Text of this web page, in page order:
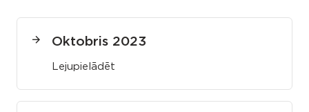
Oktobris 2023
Lejupielādēt